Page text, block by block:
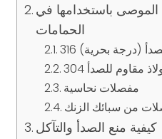
باستخدامها في
الحمامات
للصدأ (درجة بحرية)
مقاوم للصدأ 304
مفصلات نحاسية
من سبائك الزنك
كيفية منع الصدأ والتآكل